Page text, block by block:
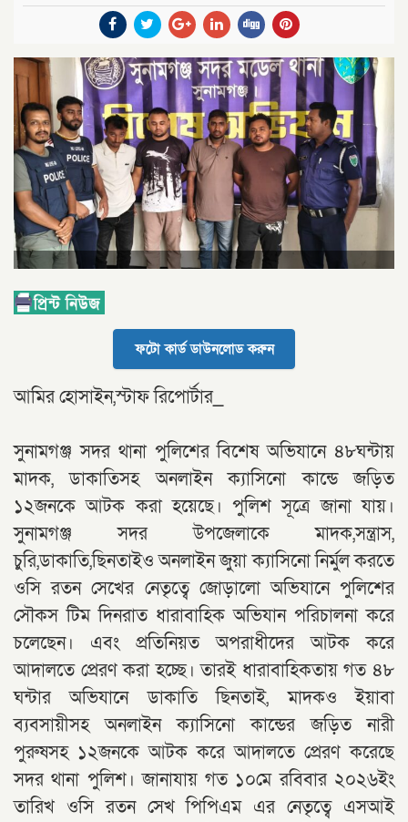
ফটো কার্ড ডাউনলোড করুন
আমির হোসাইন,স্টাফ রিপোর্টার_
‎সুনামগঞ্জ সদর থানা পুলিশের বিশেষ অভিযানে ৪৮ঘন্টায়
মাদক, ডাকাতিসহ অনলাইন ক্যাসিনো কান্ডে জড়িত
১২জনকে আটক করা হয়েছে। পুলিশ সূত্রে জানা যায়।
সুনামগঞ্জ সদর উপজেলাকে মাদক,সন্ত্রাস,
চুরি,ডাকাতি,ছিনতাইও অনলাইন জুয়া ক্যাসিনো নির্মুল করতে
ওসি রতন সেখের নেতৃত্বে জোড়ালো অভিযানে পুলিশের
সৌকস টিম দিনরাত ধারাবাহিক অভিযান পরিচালনা করে
চলেছেন। এবং প্রতিনিয়ত অপরাধীদের আটক করে
আদালতে প্রেরণ করা হচ্ছে। তারই ধারাবাহিকতায় গত ৪৮
ঘন্টার অভিযানে ডাকাতি ছিনতাই, মাদকও ইয়াবা
ব্যবসায়ীসহ অনলাইন ক্যাসিনো কান্ডের জড়িত নারী
পুরুষসহ ১২জনকে আটক করে আদালতে প্রেরণ করেছে
সদর থানা পুলিশ। জানাযায় গত ১০মে রবিবার ২০২৬ইং
তারিখ ওসি রতন সেখ পিপিএম এর নেতৃত্বে এসআই